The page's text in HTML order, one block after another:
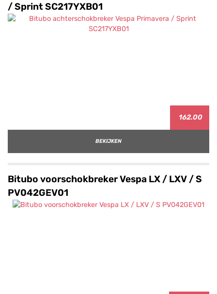
/ Sprint SC217YXB01
162.00
BEKIJKEN
Bitubo voorschokbreker Vespa LX / LXV / S
PV042GEV01